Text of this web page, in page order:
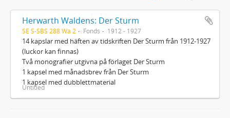
Herwarth Waldens: Der Sturm
SE S-SBS 288 Wa 2 Fonds 1912 - 1927
14 kapslar med häften av tidskriften Der Sturm från 1912-1927
(luckor kan finnas)
Två monografier utgivna på förlaget Der Sturm
1 kapsel med månadsbrev från Der Sturm
1 kapsel med dubblettmaterial
Untitled